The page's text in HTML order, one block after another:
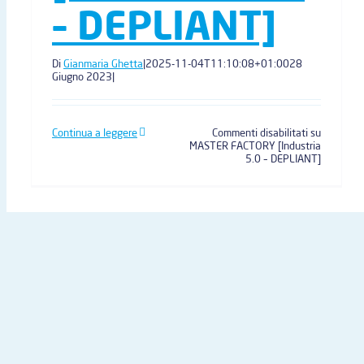
– DEPLIANT]
DiGianmaria Ghetta|2025-11-04T11:10:08+01:0028
Giugno 2023|
Continua a leggere Commenti disabilitatisu
MASTER FACTORY [Industria
5.0 – DEPLIANT]